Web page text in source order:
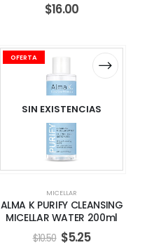
$16.00
OFERTA
SIN EXISTENCIAS
MICELLAR
ALMA K PURIFY CLEANSING
MICELLAR WATER 200ml
$10.50 $5.25